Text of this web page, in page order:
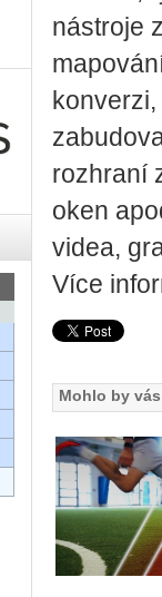
nástroje
rozhraní
oken
videa,
Více
Mohlo by